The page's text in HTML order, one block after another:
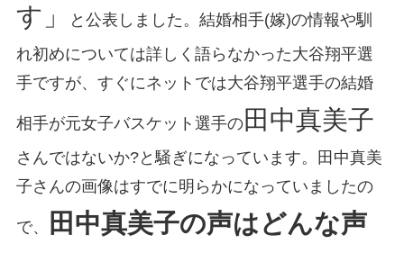
す」
と公表しました。結婚相手(嫁)の情報や馴
れ初めについては詳しく語らなかった大谷翔平選
手ですが、すぐにネットでは大谷翔平選手の結婚
相手が元女子バスケット選手の田中真美子
さんではないか?と騒ぎになっています。田中真美
子さんの画像はすでに明らかになっていましたの
で、
田中真美子の声はどんな声